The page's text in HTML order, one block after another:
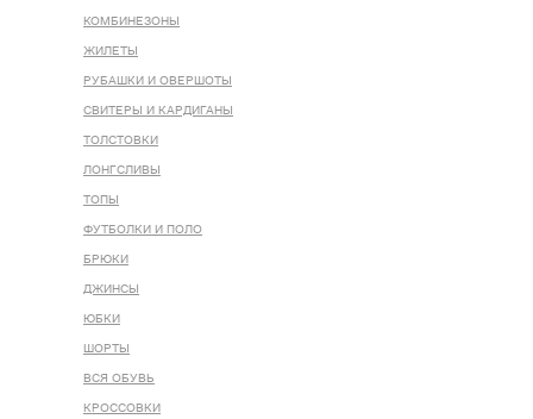
КОМБИНЕЗОНЫ
ЖИЛЕТЫ
РУБАШКИ И ОВЕРШОТЫ
СВИТЕРЫ И КАРДИГАНЫ
ТОЛСТОВКИ
ЛОНГСЛИВЫ
ТОПЫ
ФУТБОЛКИ И ПОЛО
БРЮКИ
ДЖИНСЫ
ЮБКИ
ШОРТЫ
ВСЯ ОБУВЬ
КРОССОВКИ